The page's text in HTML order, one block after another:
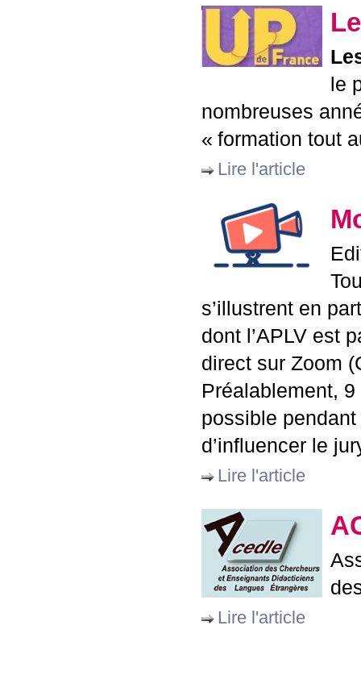
le
nombreuses
« formation tout
Lire l'article
s’illustrent en
dont l’APLV est
direct sur Zoom
Préalablement,
possible
d’influencer le
Lire l'article
Lire l'article